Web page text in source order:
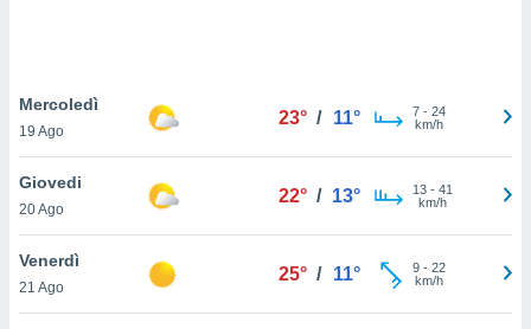
In
ti
per
nel
utilizzati
Mercoledì
19 Ago
23° / 11° 7- 24
km/h
Giovedi
20 Ago
22° / 13° 13- 41
km/h
Venerdì
21 Ago
25° / 11° 9- 22
km/h